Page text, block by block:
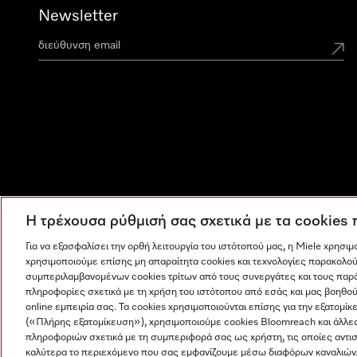
Newsletter
Η εταιρεία μας Όροι και Προϋποθέσεις Προστασία
Η τρέχουσα ρύθμισή σας σχετικά με τα
Για να εξασφαλίσει την ορθή λειτουργία του ιστότοπού μας, η Miele
χρησιμοποιούμε επίσης μη απαραίτητα cookies και τεχνολογίες
συμπεριλαμβανομένων cookies τρίτων από τους συνεργάτες και τους
πληροφορίες σχετικά με τη χρήση του ιστότοπου από εσάς και μας
online εμπειρία σας. Τα cookies χρησιμοποιούνται επίσης για την
(«Πλήρης εξατομίκευση»), χρησιμοποιούμε cookies Bloomreach και
πληροφοριών σχετικά με τη συμπεριφορά σας ως χρήστη, τις οποίες
καλύτερα το περιεχόμενο που σας εμφανίζουμε μέσω διαφόρων